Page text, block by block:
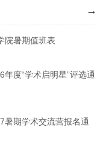
→
院暑期值班表
度“学术启明星”评选通
暑期学术交流营报名通